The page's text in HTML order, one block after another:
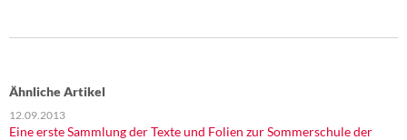
Ähnliche Artikel
12.09.2013
Eine erste Sammlung der Texte und Folien zur Sommerschule der